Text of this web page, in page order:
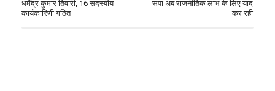
सपा अब राजनीतिक लाभ के लिए याद
कर रही
धर्मेंद्र कुमार तिवारी, 16 सदस्यीय
कार्यकारिणी गठित